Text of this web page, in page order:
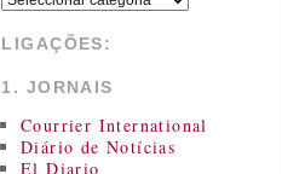
LIGAÇÕES:
1. JORNAIS
Courrier International
Diário de Notícias
El Diario